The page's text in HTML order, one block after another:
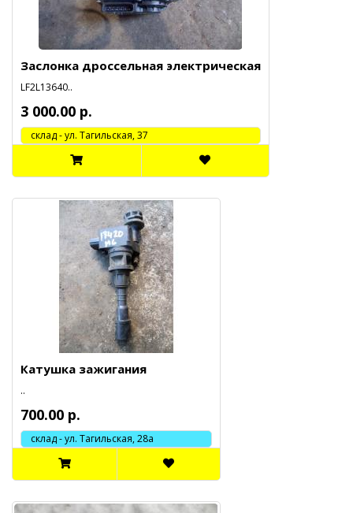
Заслонка дроссельная электрическая
LF2L13640..
3 000.00 р.
cклад - ул. Тагильская, 37
Катушка зажигания
..
700.00 р.
склад - ул. Тагильская, 28а